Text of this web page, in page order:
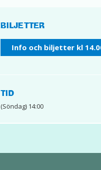
BILJETTER
Info och biljetter kl
TID
(Söndag) 14:00